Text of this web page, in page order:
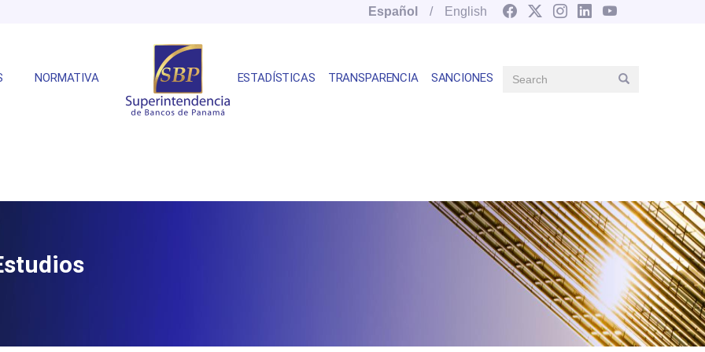
Español English
NORMATIVA ESTADÍSTICAS TRANSPARENCIA SANCIONES Search Search